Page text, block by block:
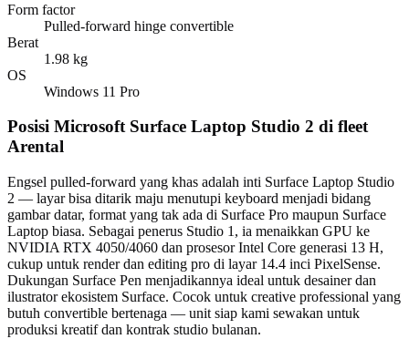
Form factor
Pulled-forward hinge convertible
Berat
1.98 kg
OS
Windows 11 Pro
Posisi Microsoft Surface Laptop Studio 2 di fleet
Arental
Engsel pulled-forward yang khas adalah inti Surface Laptop Studio
2 — layar bisa ditarik maju menutupi keyboard menjadi bidang
gambar datar, format yang tak ada di Surface Pro maupun Surface
Laptop biasa. Sebagai penerus Studio 1, ia menaikkan GPU ke
NVIDIA RTX 4050/4060 dan prosesor Intel Core generasi 13 H,
cukup untuk render dan editing pro di layar 14.4 inci PixelSense.
Dukungan Surface Pen menjadikannya ideal untuk desainer dan
ilustrator ekosistem Surface. Cocok untuk creative professional yang
butuh convertible bertenaga — unit siap kami sewakan untuk
produksi kreatif dan kontrak studio bulanan.